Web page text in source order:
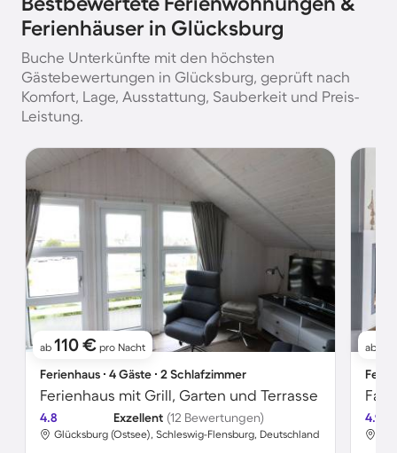
Ferienhäuser in Glücksburg
Buche Unterkünfte mit den höchsten
Gästebewertungen in Glücksburg, geprüft nach
Komfort, Lage, Ausstattung, Sauberkeit und Preis-
Leistung.
ab 110 € pro Nacht
Ferienhaus ∙ 4 Gäste ∙ 2 Schlafzimmer
Ferienhaus mit Grill, Garten und Terrasse
4.8 Exzellent (12 Bewertungen)
Glücksburg (Ostsee), Schleswig-Flensburg, Deutschland
ab
4.9